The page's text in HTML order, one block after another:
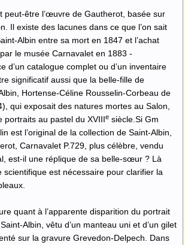
peut-être l’œuvre de Gautherot, basée sur
Il existe des lacunes dans ce que l’on sait
Albin entre sa mort en 1847 et l’achat
le musée Carnavalet en 1883 -
d’un catalogue complet ou d’un inventaire
significatif aussi que la belle-fille de
Hortense-Céline Rousselin-Corbeau de
qui exposait des natures mortes au Salon,
portraits au pastel du XVIIIesiècle.Si Gm
est l’original de la collection de Saint-Albin,
Carnavalet P.729, plus célèbre, vendu
est-il une réplique de sa belle-sœur ? Là
scientifique est nécessaire pour clarifier la
quant à l’apparente disparition du portrait
Albin, vêtu d’un manteau uni et d’un gilet
sur la gravure Grevedon-Delpech. Dans